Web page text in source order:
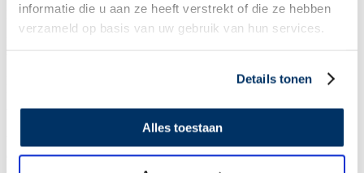
informatie die u aan ze heeft verstrekt of die ze hebben
verzameld op basis van uw gebruik van hun services.
Details tonen
Alles toestaan
Kost de proefomgeving iets?
gebruiken, kies je een pakket dat past en zetten we je
proefomgeving direct om in een bruikbaar event.
Voor wie is Networkapp bedoelt?
eventbureaus, verenigingen, wetenschappelijke organisaties en
overheidsopdrachtgevers. Van kleine events tot grote congressen